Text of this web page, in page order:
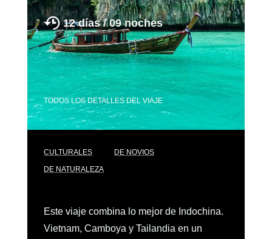
12 días / 09 noches
TODOS LOS DETALLES DEL VIAJE
CULTURALES DE NOVIOS
DE NATURALEZA
Este viaje combina lo mejor de Indochina.
Vietnam, Camboya y Tailandia en un